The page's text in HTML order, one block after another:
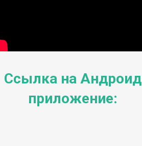
Ссылка на Андроид
приложение: